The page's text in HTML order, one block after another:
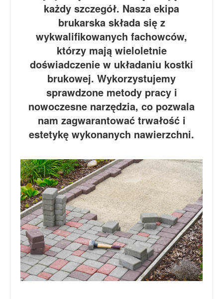
każdy szczegół. Nasza ekipa
brukarska składa się z
wykwalifikowanych fachowców,
którzy mają wieloletnie
doświadczenie w układaniu kostki
brukowej. Wykorzystujemy
sprawdzone metody pracy i
nowoczesne narzędzia, co pozwala
nam zagwarantować trwałość i
estetykę wykonanych nawierzchni.